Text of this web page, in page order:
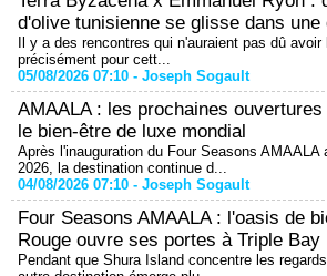
d'olive tunisienne se glisse dans une
Il y a des rencontres qui n'auraient pas dû
précisément pour cett...
05/08/2026 07:10 - Joseph Sogault
AMAALA : les prochaines
le bien-être de luxe mondial
Après l'inauguration du Four Seasons AMAALA
2026, la destination continue d...
04/08/2026 07:10 - Joseph Sogault
Four Seasons AMAALA : l'oasis de
Rouge ouvre ses portes à Triple Bay
Pendant que Shura Island concentre les